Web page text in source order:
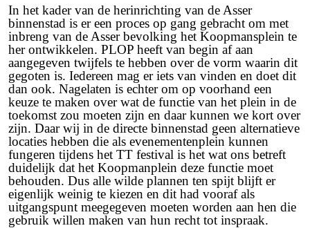
In het kader van de herinrichting van de Asser
binnenstad is er een proces op gang gebracht om met
inbreng van de Asser bevolking het Koopmansplein te
her ontwikkelen. PLOP heeft van begin af aan
aangegeven twijfels te hebben over de vorm waarin dit
gegoten is. Iedereen mag er iets van vinden en doet dit
dan ook. Nagelaten is echter om op voorhand een
keuze te maken over wat de functie van het plein in de
toekomst zou moeten zijn en daar kunnen we kort over
zijn. Daar wij in de directe binnenstad geen alternatieve
locaties hebben die als evenementenplein kunnen
fungeren tijdens het TT festival is het wat ons betreft
duidelijk dat het Koopmanplein deze functie moet
behouden. Dus alle wilde plannen ten spijt blijft er
eigenlijk weinig te kiezen en dit had vooraf als
uitgangspunt meegegeven moeten worden aan hen die
gebruik willen maken van hun recht tot inspraak.